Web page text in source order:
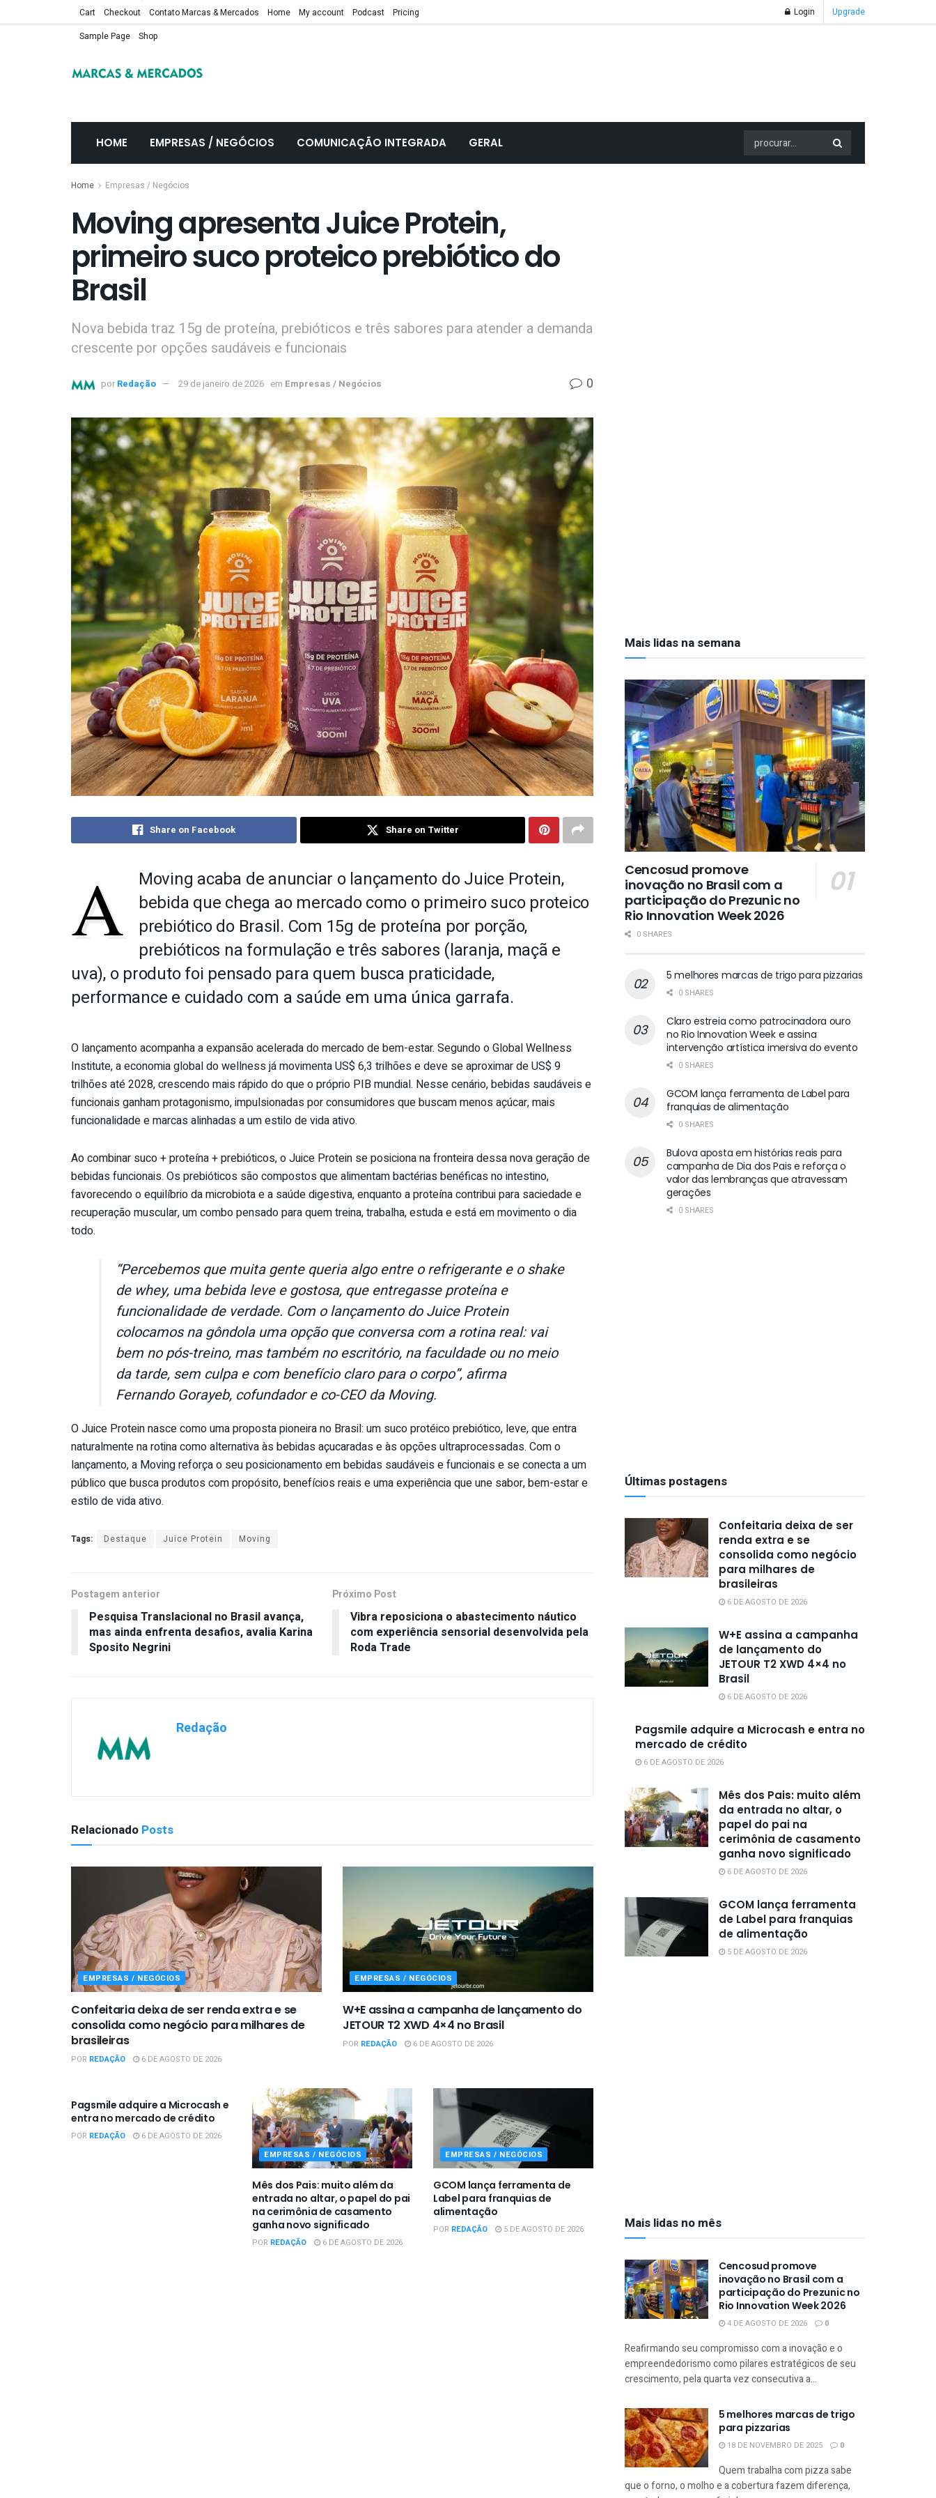
Cart Checkout Contato Marcas & Mercados Home My account Podcast
Pricing
Sample Page
Shop
Login Upgrade
HOME EMPRESAS / NEGÓCIOS COMUNICAÇÃO INTEGRADA GERAL
Home Empresas / Negócios
Moving apresenta Juice Protein,
primeiro suco proteico prebiótico do
Brasil
Nova bebida traz 15g de proteína, prebióticos e três sabores para atender a demanda
crescente por opções saudáveis e funcionais
por Redação 29 de janeiro de 2026 em Empresas / Negócios 0
Share on Facebook Share on Twitter
A
Moving acaba de anunciar o lançamento do Juice Protein,
bebida que chega ao mercado como o primeiro suco proteico
prebiótico do Brasil. Com 15g de proteína por porção,
prebióticos na formulação e três sabores (laranja, maçã e
uva), o produto foi pensado para quem busca praticidade,
performance e cuidado com a saúde em uma única garrafa.
O lançamento acompanha a expansão acelerada do mercado de bem-estar. Segundo o Global Wellness
Institute, a economia global do wellness já movimenta US$ 6,3 trilhões e deve se aproximar de US$ 9
trilhões até 2028, crescendo mais rápido do que o próprio PIB mundial. Nesse cenário, bebidas saudáveis e
funcionais ganham protagonismo, impulsionadas por consumidores que buscam menos açúcar, mais
funcionalidade e marcas alinhadas a um estilo de vida ativo.
Ao combinar suco + proteína + prebióticos, o Juice Protein se posiciona na fronteira dessa nova geração de
bebidas funcionais. Os prebióticos são compostos que alimentam bactérias benéficas no intestino,
favorecendo o equilíbrio da microbiota e a saúde digestiva, enquanto a proteína contribui para saciedade e
recuperação muscular, um combo pensado para quem treina, trabalha, estuda e está em movimento o dia
todo.
“Percebemos que muita gente queria algo entre o refrigerante e o shake
de whey, uma bebida leve e gostosa, que entregasse proteína e
funcionalidade de verdade. Com o lançamento do Juice Protein
colocamos na gôndola uma opção que conversa com a rotina real: vai
bem no pós-treino, mas também no escritório, na faculdade ou no meio
da tarde, sem culpa e com benefício claro para o corpo”, afirma
Fernando Gorayeb, cofundador e co-CEO da Moving.
O Juice Protein nasce como uma proposta pioneira no Brasil: um suco protéico prebiótico, leve, que entra
naturalmente na rotina como alternativa às bebidas açucaradas e às opções ultraprocessadas. Com o
lançamento, a Moving reforça o seu posicionamento em bebidas saudáveis e funcionais e se conecta a um
público que busca produtos com propósito, benefícios reais e uma experiência que une sabor, bem-estar e
estilo de vida ativo.
Tags: Destaque Juice Protein Moving
Postagem anterior
Pesquisa Translacional no Brasil avança,
mas ainda enfrenta desafios, avalia Karina
Sposito Negrini
Próximo Post
Vibra reposiciona o abastecimento náutico
com experiência sensorial desenvolvida pela
Roda Trade
Redação
Relacionado Posts
EMPRESAS / NEGÓCIOS
Confeitaria deixa de ser renda extra e se
consolida como negócio para milhares de
brasileiras
POR REDAÇÃO 6 DE AGOSTO DE 2026
EMPRESAS / NEGÓCIOS
W+E assina a campanha de lançamento do
JETOUR T2 XWD 4×4 no Brasil
POR REDAÇÃO 6 DE AGOSTO DE 2026
Pagsmile adquire a Microcash e
entra no mercado de crédito
POR REDAÇÃO
6 DE AGOSTO DE 2026
EMPRESAS / NEGÓCIOS
Mês dos Pais: muito além da
entrada no altar, o papel do pai
na cerimônia de casamento
ganha novo significado
POR REDAÇÃO 6 DE AGOSTO DE 2026
EMPRESAS / NEGÓCIOS
GCOM lança ferramenta de
Label para franquias de
alimentação
POR REDAÇÃO 5 DE AGOSTO DE 2026
Mais lidas na semana
Cencosud promove
inovação no Brasil com a
participação do Prezunic no
Rio Innovation Week 2026
0 SHARES
5 melhores marcas de trigo para pizzarias
0 SHARES
Claro estreia como patrocinadora ouro
no Rio Innovation Week e assina
intervenção artística imersiva do evento
0 SHARES
GCOM lança ferramenta de Label para
franquias de alimentação
0 SHARES
Bulova aposta em histórias reais para
campanha de Dia dos Pais e reforça o
valor das lembranças que atravessam
gerações
0 SHARES
Últimas postagens
Confeitaria deixa de ser
renda extra e se
consolida como negócio
para milhares de
brasileiras
6 DE AGOSTO DE 2026
W+E assina a campanha
de lançamento do
JETOUR T2 XWD 4×4 no
Brasil
6 DE AGOSTO DE 2026
Pagsmile adquire a Microcash e entra no
mercado de crédito
6 DE AGOSTO DE 2026
Mês dos Pais: muito além
da entrada no altar, o
papel do pai na
cerimônia de casamento
ganha novo significado
6 DE AGOSTO DE 2026
GCOM lança ferramenta
de Label para franquias
de alimentação
5 DE AGOSTO DE 2026
Mais lidas no mês
Cencosud promove
inovação no Brasil com a
participação do Prezunic no
Rio Innovation Week 2026
4 DE AGOSTO DE 2026 0
Reafirmando seu compromisso com a inovação e o
empreendedorismo como pilares estratégicos de seu
crescimento, pela quarta vez consecutiva a...
5 melhores marcas de trigo
para pizzarias
18 DE NOVEMBRO DE 2025 0
Quem trabalha com pizza sabe
que o forno, o molho e a cobertura fazem diferença,